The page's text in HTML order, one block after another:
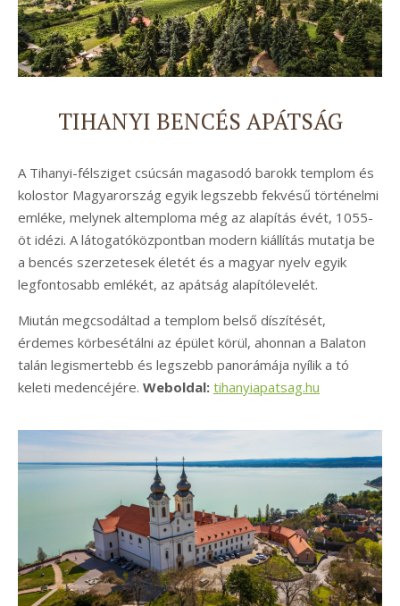
TIHANYI BENCÉS APÁTSÁG
A Tihanyi-félsziget csúcsán magasodó barokk templom és
kolostor Magyarország egyik legszebb fekvésű történelmi
emléke, melynek altemploma még az alapítás évét, 1055-
öt idézi. A látogatóközpontban modern kiállítás mutatja be
a bencés szerzetesek életét és a magyar nyelv egyik
legfontosabb emlékét, az apátság alapítólevelét.
Miután megcsodáltad a templom belső díszítését,
érdemes körbesétálni az épület körül, ahonnan a Balaton
talán legismertebb és legszebb panorámája nyílik a tó
keleti medencéjére. Weboldal: tihanyiapatsag.hu